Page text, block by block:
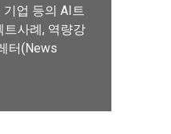
기업 등의 AI트
트사례, 역량강
터(News